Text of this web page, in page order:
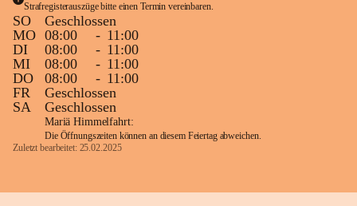
Strafregisterauszüge bitte einen Termin vereinbaren.
SO
Geschlossen
MO 08:00 - 11:00
DI
08:00 - 11:00
MI
08:00 - 11:00
DO
08:00 - 11:00
FR
Geschlossen
SA
Geschlossen
Mariä Himmelfahrt:
Die Öffnungszeiten können an diesem Feiertag abweichen.
Zuletzt bearbeitet: 25.02.2025